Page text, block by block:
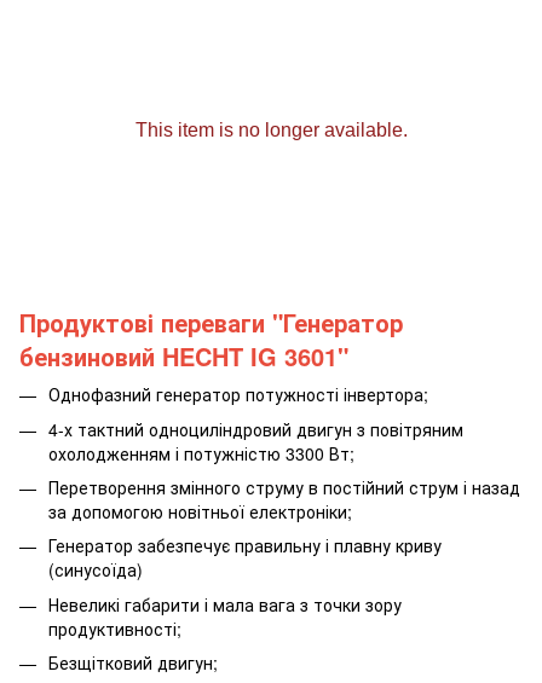
Продуктові переваги "Генератор
бензиновий HECHT IG 3601"
Однофазний генератор потужності інвертора;
4-х тактний одноциліндровий двигун з повітряним
охолодженням і потужністю 3300 Вт;
Перетворення змінного струму в постійний струм і назад
за допомогою новітньої електроніки;
Генератор забезпечує правильну і плавну криву
(синусоїда)
Невеликі габарити і мала вага з точки зору
продуктивності;
Безщітковий двигун;